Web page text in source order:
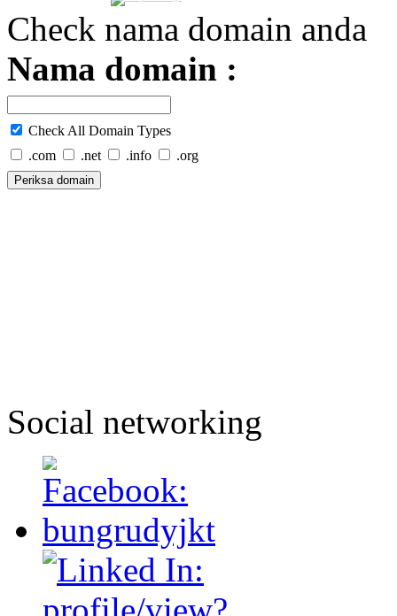
Check nama domain anda
Nama domain :
Check All Domain Types
.com
.net .info .org
Social networking